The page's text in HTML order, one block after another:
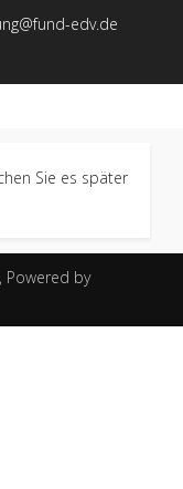
edv.de
Sie es später
Powered by